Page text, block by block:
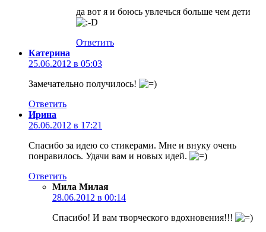
да вот я и боюсь увлечься больше чем дети
Ответить
Катерина
25.06.2012 в 05:03
Замечательно получилось!
Ответить
Ирина
26.06.2012 в 17:21
Спасибо за идею со стикерами. Мне и внуку очень
понравилось. Удачи вам и новых идей.
Ответить
Мила Милая
28.06.2012 в 00:14
Спасибо! И вам творческого вдохновения!!!